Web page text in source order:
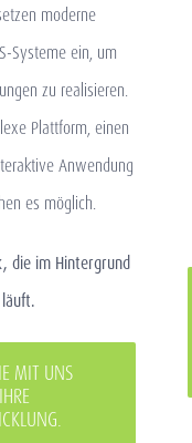
moderne
Systeme ein, um
zu realisieren.
Plattform, einen
Anwendung
es möglich.
die im Hintergrund
MIT UNS